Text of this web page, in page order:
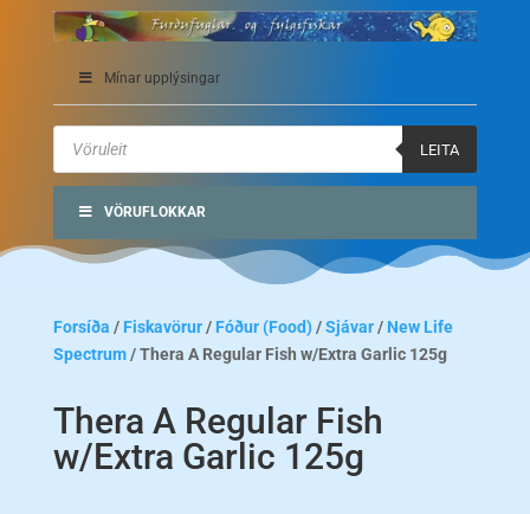
Mínar upplýsingar
Products
search
LEITA
VÖRUFLOKKAR
Forsíða / Fiskavörur/ Fóður (Food) /Sjávar/ New Life
Spectrum/ Thera A Regular Fish w/Extra Garlic 125g
Thera A Regular Fish
w/Extra Garlic 125g